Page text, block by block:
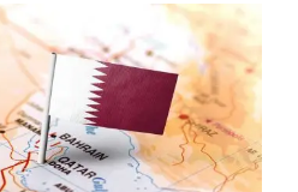
View
Larger
Image